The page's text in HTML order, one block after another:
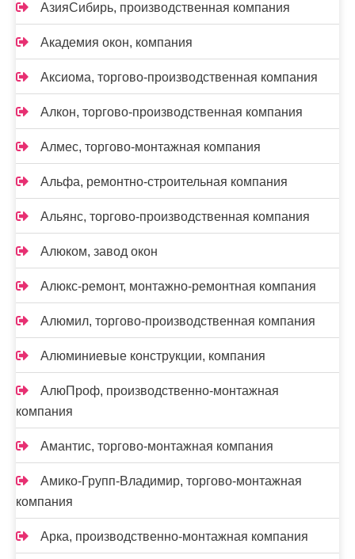
АзияСибирь, производственная компания
Академия окон, компания
Аксиома, торгово-производственная компания
Алкон, торгово-производственная компания
Алмес, торгово-монтажная компания
Альфа, ремонтно-строительная компания
Альянс, торгово-производственная компания
Алюком, завод окон
Алюкс-ремонт, монтажно-ремонтная компания
Алюмил, торгово-производственная компания
Алюминиевые конструкции, компания
АлюПроф, производственно-монтажная
компания
Амантис, торгово-монтажная компания
Амико-Групп-Владимир, торгово-монтажная
компания
Арка, производственно-монтажная компания